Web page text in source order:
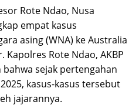
Rote Ndao, Nusa
empat kasus
asing (WNA) ke Australia
Rote Ndao, AKBP
sejak pertengahan
kasus-kasus tersebut
jajarannya.